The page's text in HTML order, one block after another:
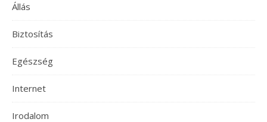
Állás
Biztosítás
Egészség
Internet
Irodalom